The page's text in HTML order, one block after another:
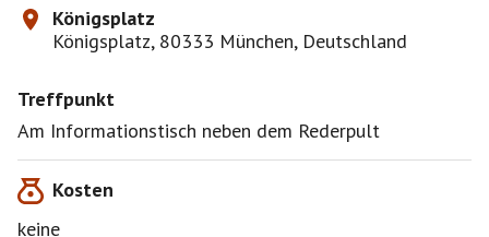
Schirmherr der Aktion ist der Münchner
Oberbürgermeister Dieter Reiter (SPD). Start der
dem Königsplatz: Rund 100 Frauen und Männer
werden in Fünf-Minuten-Slots aus Büchern vorlesen,
die von den Nazis und ihren Sympathisanten am 10.
waren.
Königsplatz
Königsplatz, 80333 München, Deutschland
Treffpunkt
Am Informationstisch neben dem Rederpult
Kosten
keine